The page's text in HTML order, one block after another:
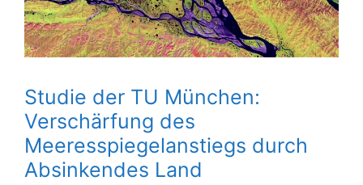
Studie der TU München:
Verschärfung des
Meeresspiegelanstiegs durch
Absinkendes Land